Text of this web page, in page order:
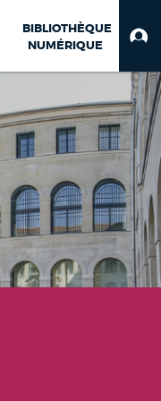
BIBLIOTHÈQUE
NUMÉRIQUE